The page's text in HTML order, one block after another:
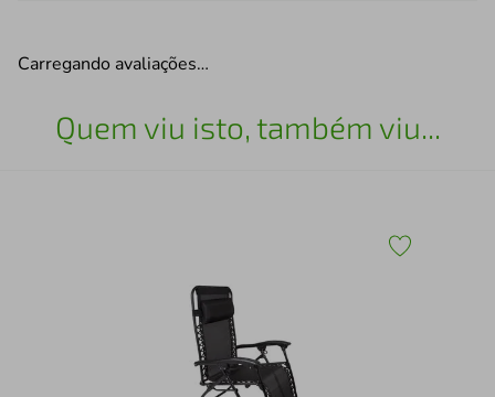
Carregando avaliações…
Quem viu isto, também viu...